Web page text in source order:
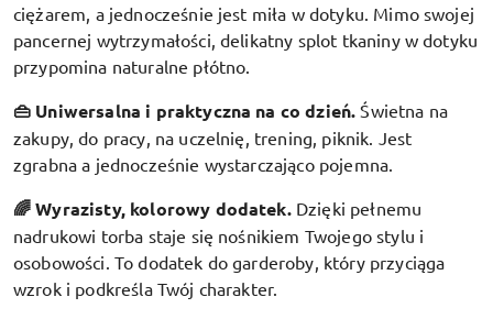
ciężarem, a jednocześnie jest miła w dotyku. Mimo swojej
pancernej wytrzymałości, delikatny splot tkaniny w dotyku
przypomina naturalne płótno.
👜 Uniwersalna i praktyczna na co dzień. Świetna na
zakupy, do pracy, na uczelnię, trening, piknik. Jest
zgrabna a jednocześnie wystarczająco pojemna.
🌈 Wyrazisty, kolorowy dodatek. Dzięki pełnemu
nadrukowi torba staje się nośnikiem Twojego stylu i
osobowości. To dodatek do garderoby, który przyciąga
wzrok i podkreśla Twój charakter.